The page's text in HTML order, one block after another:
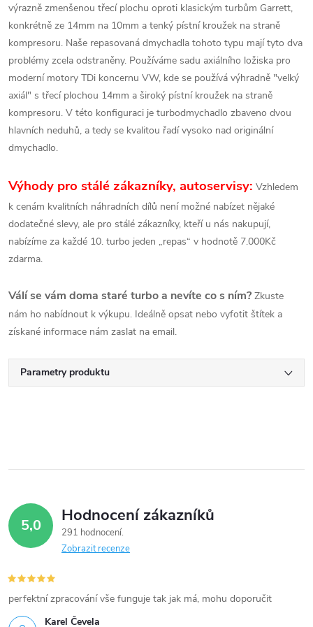
výrazně zmenšenou třecí plochu oproti klasickým turbům Garrett,
konkrétně ze 14mm na 10mm a tenký pístní kroužek na straně
kompresoru. Naše repasovaná dmychadla tohoto typu mají tyto dva
problémy zcela odstraněny. Používáme sadu axiálního ložiska pro
moderní motory TDi koncernu VW, kde se používá výhradně "velký
axiál" s třecí plochou 14mm a široký pístní kroužek na straně
kompresoru. V této konfiguraci je turbodmychadlo zbaveno dvou
hlavních neduhů, a tedy se kvalitou řadí vysoko nad originální
dmychadlo.
Výhody pro stálé zákazníky, autoservisy: Vzhledem
k cenám kvalitních náhradních dílů není možné nabízet nějaké
dodatečné slevy, ale pro stálé zákazníky, kteří u nás nakupují,
nabízíme za každé 10. turbo jeden „repas“ v hodnotě 7.000Kč
zdarma.
Válí se vám doma staré turbo a nevíte co s ním? Zkuste
nám ho nabídnout k výkupu. Ideálně opsat nebo vyfotit štítek a
získané informace nám zaslat na email.
Parametry produktu
5,0 Hodnocení zákazníků
291 hodnocení
Zobrazit recenze
Karel Čevela
perfektní zpracování vše funguje tak jak má, mohu doporučit